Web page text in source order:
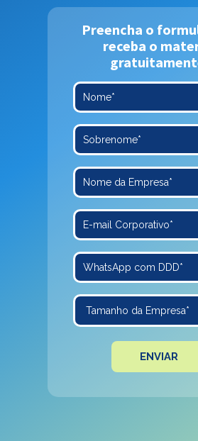
Preencha o
receba o